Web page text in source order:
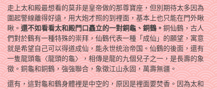
走上太和殿最想看的莫非是皇帝做的那尊寶座，但別期待太多因為
圍起警線離得好遠，用大炮才照的到裡面，基本上也只能在門外瞅
瞅。還不如看看太和殿門口矗立的一對銅龜、銅鶴。銅仙鶴，古人
們對於鶴有一種特殊的崇拜，仙鶴代表一種「成仙」的願望，寓意
就是希望自己可以得道成仙，能永世统治帝国。仙鶴的後面，還有
一隻龍頭龜〈龍頭的龜〉，相傳是龍的九個兒子之一，是長壽的象
徵。銅龜和銅鶴，強強聯合，象徵江山永固，萬壽無疆。
還有，這對龜和鶴身體裡是中空的，原因是裡面要焚香。因為太和